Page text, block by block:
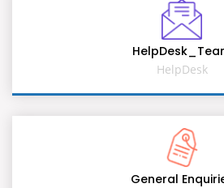
HelpDesk
General